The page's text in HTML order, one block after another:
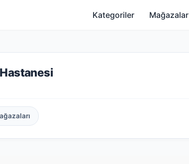
Kategoriler Mağazalar